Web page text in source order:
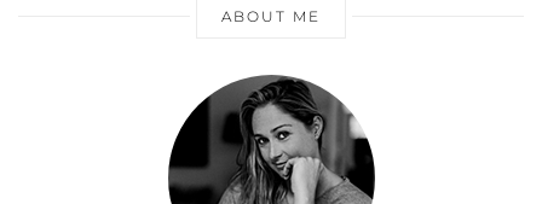
ABOUT ME